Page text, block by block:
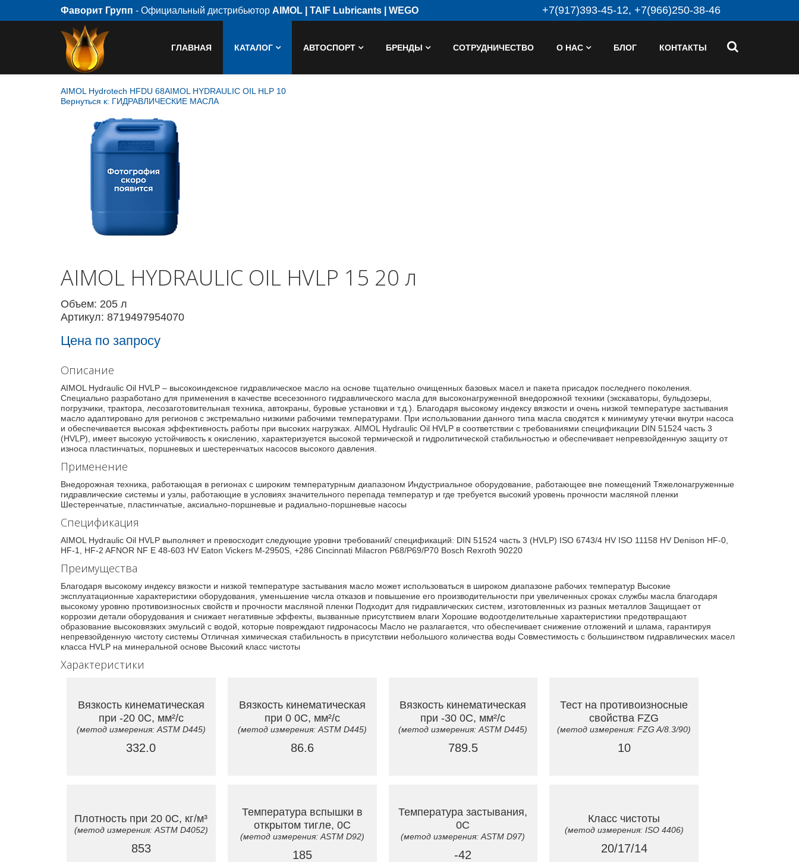
Фаворит Групп - Официальный дистрибьютор AIMOL | TAIF Lubricants | WEGO +7(917)393-45-12, +7(966)250-38-46
ГЛАВНАЯ КАТАЛОГ АВТОСПОРТ БРЕНДЫ СОТРУДНИЧЕСТВО О НАС БЛОГ КОНТАКТЫ
AIMOL Hydrotech HFDU 68AIMOL HYDRAULIC OIL HLP 10
Вернуться к: ГИДРАВЛИЧЕСКИЕ МАСЛА
AIMOL HYDRAULIC OIL HVLP 15 20 л
Объем: 205 л
Артикул: 8719497954070
Цена по запросу
Описание
AIMOL Hydraulic Oil HVLP – высокоиндексное гидравлическое масло на основе тщательно очищенных базовых масел и пакета присадок последнего поколения.
Специально разработано для применения в качестве всесезонного гидравлического масла для высоконагруженной внедорожной техники (экскаваторы, бульдозеры,
погрузчики, трактора, лесозаготовительная техника, автокраны, буровые установки и т.д.). Благодаря высокому индексу вязкости и очень низкой температуре застывания
масло адаптировано для регионов с экстремально низкими рабочими температурами. При использовании данного типа масла сводятся к минимуму утечки внутри насоса
и обеспечивается высокая эффективность работы при высоких нагрузках. AIMOL Hydraulic Oil HVLP в соответствии с требованиями спецификации DIN 51524 часть 3
(HVLP), имеет высокую устойчивость к окислению, характеризуется высокой термической и гидролитической стабильностью и обеспечивает непревзойденную защиту от
износа пластинчатых, поршневых и шестеренчатых насосов высокого давления.
Применение
Внедорожная техника, работающая в регионах с широким температурным диапазоном Индустриальное оборудование, работающее вне помещений Тяжелонагруженные
гидравлические системы и узлы, работающие в условиях значительного перепада температур и где требуется высокий уровень прочности масляной пленки
Шестеренчатые, пластинчатые, аксиально-поршневые и радиально-поршневые насосы
Спецификация
AIMOL Hydraulic Oil HVLP выполняет и превосходит следующие уровни требований/ спецификаций: DIN 51524 часть 3 (HVLP) ISO 6743/4 HV ISO 11158 HV Denison HF-0,
HF-1, HF-2 AFNOR NF E 48-603 HV Eaton Vickers M-2950S, +286 Cincinnati Milacron P68/P69/P70 Bosch Rexroth 90220
Преимущества
Благодаря высокому индексу вязкости и низкой температуре застывания масло может использоваться в широком диапазоне рабочих температур Высокие
эксплуатационные характеристики оборудования, уменьшение числа отказов и повышение его производительности при увеличенных сроках службы масла благодаря
высокому уровню противоизносных свойств и прочности масляной пленки Подходит для гидравлических систем, изготовленных из разных металлов Защищает от
коррозии детали оборудования и снижает негативные эффекты, вызванные присутствием влаги Хорошие водоотделительные характеристики предотвращают
образование высоковязких эмульсий с водой, которые повреждают гидронасосы Масло не разлагается, что обеспечивает снижение отложений и шлама, гарантируя
непревзойденную чистоту системы Отличная химическая стабильность в присутствии небольшого количества воды Совместимость с большинством гидравлических масел
класса HVLP на минеральной основе Высокий класс чистоты
Характеристики
Вязкость кинематическая
при -20 0C, мм²/с
(метод измерения: ASTM D445)
332.0
Вязкость кинематическая
при 0 0C, мм²/с
(метод измерения: ASTM D445)
86.6
Вязкость кинематическая
при -30 0C, мм²/с
(метод измерения: ASTM D445)
789.5
Тест на противоизносные
свойства FZG
(метод измерения: FZG A/8.3/90)
10
Плотность при 20 0C, кг/м³
(метод измерения: ASTM D4052)
853
Температура вспышки в
открытом тигле, 0C
(метод измерения: ASTM D92)
185
Температура застывания,
0C
(метод измерения: ASTM D97)
-42
Класс чистоты
(метод измерения: ISO 4406)
20/17/14